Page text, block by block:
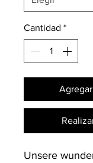
Cantidad *
Unsere